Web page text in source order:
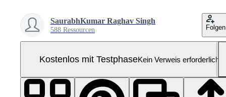
SaurabhKumar Raghav Singh
588 Ressourcen Folgen
Kostenlos mit TestphaseKein Verweis erforderlich